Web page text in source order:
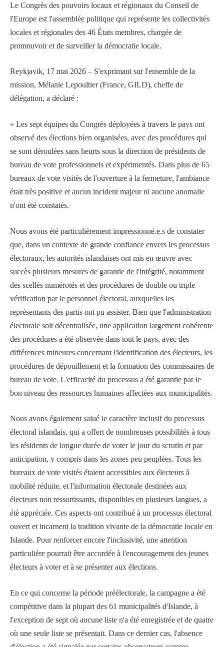
Le Congrès des pouvoirs locaux et régionaux du Conseil de
l'Europe est l'assemblée politique qui représente les collectivités
locales et régionales des 46 États membres, chargée de
promouvoir et de surveiller la démocratie locale.
Reykjavik, 17 mai 2026 – S'exprimant sur l'ensemble de la
mission, Mélanie Lepoultier (France, GILD), cheffe de
délégation, a déclaré :
« Les sept équipes du Congrès déployées à travers le pays ont
observé des élections bien organisées, avec des procédures qui
se sont déroulées sans heurts sous la direction de présidents de
bureau de vote professionnels et expérimentés. Dans plus de 65
bureaux de vote visités de l'ouverture à la fermeture, l'ambiance
était très positive et aucun incident majeur ni aucune anomalie
n'ont été constatés.
Nous avons été particulièrement impressionné.e.s de constater
que, dans un contexte de grande confiance envers les processus
électoraux, les autorités islandaises ont mis en œuvre avec
succès plusieurs mesures de garantie de l'intégrité, notamment
des scellés numérotés et des procédures de double ou triple
vérification par le personnel électoral, auxquelles les
représentants des partis ont pu assister. Bien que l'administration
électorale soit décentralisée, une application largement cohérente
des procédures a été observée dans tout le pays, avec des
différences mineures concernant l'identification des électeurs, les
procédures de dépouillement et la formation des commissaires de
bureau de vote. L'efficacité du processus a été garantie par le
bon niveau des ressources humaines affectées aux municipalités.
Nous avons également salué le caractère inclusif du processus
électoral islandais, qui a offert de nombreuses possibilités à tous
les résidents de longue durée de voter le jour du scrutin et par
anticipation, y compris dans les zones peu peuplées. Tous les
bureaux de vote visités étaient accessibles aux électeurs à
mobilité réduite, et l'information électorale destinées aux
électeurs non ressortissants, disponibles en plusieurs langues, a
été appréciée. Ces aspects ont contribué à un processus électoral
ouvert et incarnent la tradition vivante de la démocratie locale en
Islande. Pour renforcer encore l'inclusivité, une attention
particulière pourrait être accordée à l'encouragement des jeunes
électeurs à voter et à se présenter aux élections.
En ce qui concerne la période préélectorale, la campagne a été
compétitive dans la plupart des 61 municipalités d'Islande, à
l'exception de sept où aucune liste n'a été enregistrée et de quatre
où une seule liste se présentait. Dans ce dernier cas, l'absence